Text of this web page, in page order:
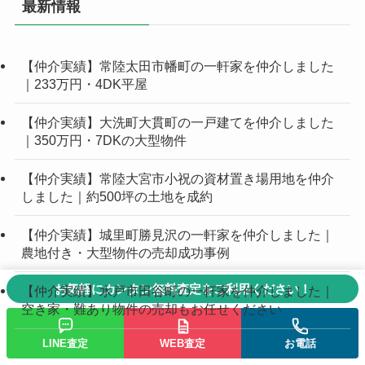
最新情報
【仲介実績】常陸太田市幡町の一軒家を仲介しました
｜233万円・4DK平屋
【仲介実績】大洗町大貫町の一戸建てを仲介しました
｜350万円・7DKの大型物件
【仲介実績】常陸大宮市小祝の資材置き場用地を仲介
しました｜約500坪の土地を成約
【仲介実績】城里町勝見沢の一軒家を仲介しました｜
農地付き・大型物件の売却成功事例
【仲介実績】水戸市田谷町の一軒家を仲介しました｜
空き家・難あり物件の売却もお任せください
お気軽にカンタン無料査定をご利用ください！
LINE査定 WEB査定 お電話